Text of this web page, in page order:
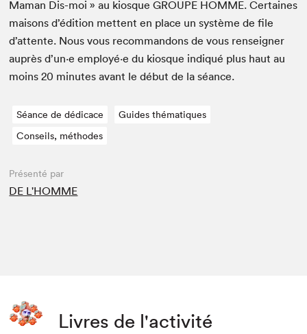
Maman Dis-moi » au kiosqueGROUPE HOMME. Cer­taines
maisons d’édi­tion met­tent en place un sys­tème de file
d’at­tente. Nous vous recom­man­dons de vous ren­seign­er
auprès d’un·e employé·e du kiosque indiqué plus haut au
moins20 min­utes avant le début de la séance.
Séance de dédicace
Guides thématiques
Conseils, méthodes
Présenté par
DE L'HOMME
Livres de l'activité